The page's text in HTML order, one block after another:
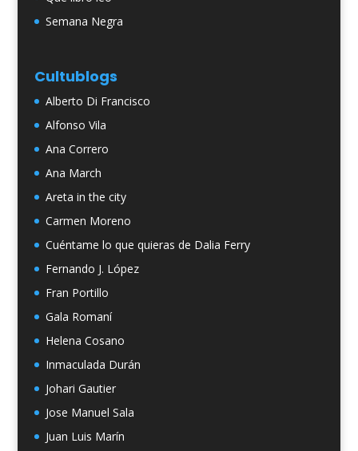
Semana Negra
Cultublogs
Alberto Di Francisco
Alfonso Vila
Ana Correro
Ana March
Areta in the city
Carmen Moreno
Cuéntame lo que quieras de Dalia Ferry
Fernando J. López
Fran Portillo
Gala Romaní
Helena Cosano
Inmaculada Durán
Johari Gautier
Jose Manuel Sala
Juan Luis Marín